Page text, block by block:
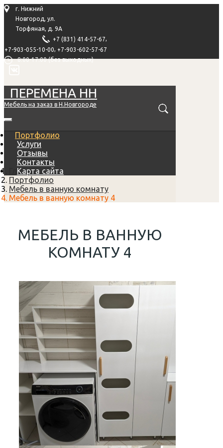
г. Нижний
Новгород, ул.
Торфяная, д. 9А
+7 (831) 414-57-67,
+7-903-055-10-00, +7-903-602-57-67
8:00-17:00 (без выходных)
ПЕРЕМЕНА НН
Мебель на заказ в Н.Новгороде
Портфолио
Услуги
Отзывы
Контакты
Карта сайта
Главная
Портфолио
Мебель в ванную комнату
Мебель в ванную комнату 4
МЕБЕЛЬ В ВАННУЮ
КОМНАТУ 4